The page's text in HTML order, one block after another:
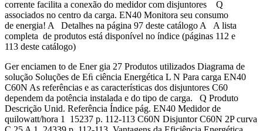
corrente facilita a conexão do medidor com disjuntores Q
associados no centro da carga. EN40 Monitora seu consumo
de energia! A Detalhes na página 97 deste catálogo A A lista
completa de produtos está disponível no índice (páginas 112 e
113 deste catálogo)
Ger enciamen to de Ener gia 27 Produtos utilizados Diagrama de
solução Soluções de Eﬁ ciência Energética L N Para carga EN40
C60N As referências e as características dos disjuntores C60
dependem da potência instalada e do tipo de carga. Q Produto
Descrição Unid. Referência Índice pág. EN40 Medidor de
quilowatt/hora 1 15237 p. 112-113 C60N Disjuntor C60N 2P curva